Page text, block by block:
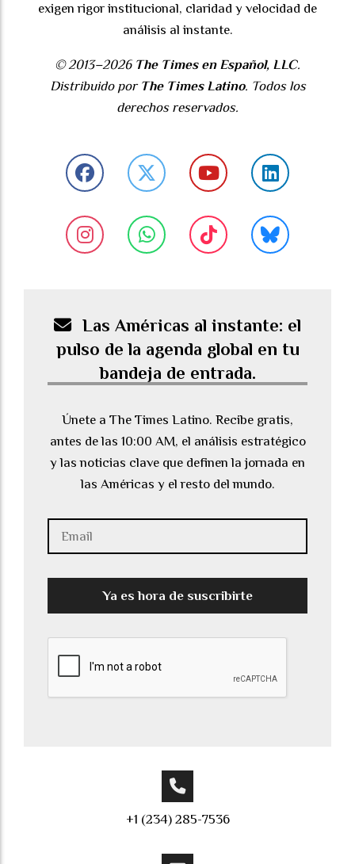
exigen rigor institucional, claridad y velocidad de
análisis al instante.
© 2013–2026 The Times en Español, LLC.
Distribuido por The Times Latino. Todos los
derechos reservados.
Las Américas al instante: el
pulso de la agenda global en tu
bandeja de entrada.
Únete a The Times Latino. Recibe gratis,
antes de las 10:00 AM, el análisis estratégico
y las noticias clave que definen la jornada en
las Américas y el resto del mundo.
Ya es hora de suscribirte
+1 (234) 285-7536